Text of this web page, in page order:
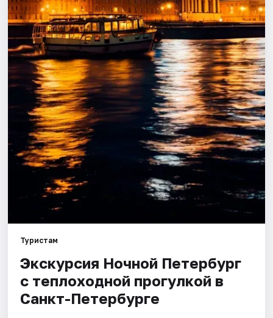
Города
Площадки
Артисты
Рейтинги
Туристам
Экскурсия Ночной Петербург
с теплоходной прогулкой в
Санкт-Петербурге